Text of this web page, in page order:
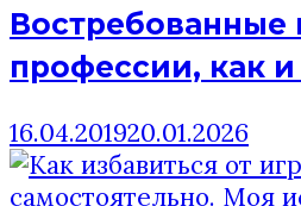
Востребованные
профессии, как
16.04.201920.01.2026